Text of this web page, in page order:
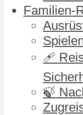
Familien-
🩹
🍃